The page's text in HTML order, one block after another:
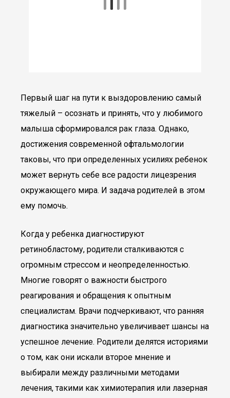
Первый шаг на пути к выздоровлению самый
тяжелый – осознать и принять, что у любимого
малыша сформировался рак глаза. Однако,
достижения современной офтальмологии
таковы, что при определенных усилиях ребенок
может вернуть себе все радости лицезрения
окружающего мира. И задача родителей в этом
ему помочь.
Когда у ребенка диагностируют
ретинобластому, родители сталкиваются с
огромным стрессом и неопределенностью.
Многие говорят о важности быстрого
реагирования и обращения к опытным
специалистам. Врачи подчеркивают, что ранняя
диагностика значительно увеличивает шансы на
успешное лечение. Родители делятся историями
о том, как они искали второе мнение и
выбирали между различными методами
лечения, такими как химиотерапия или лазерная